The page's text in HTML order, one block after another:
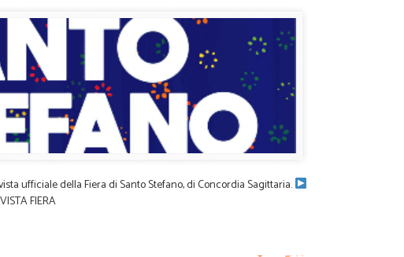
ufficiale della Fiera di Santo Stefano, di Concordia Sagittaria.
FIERA